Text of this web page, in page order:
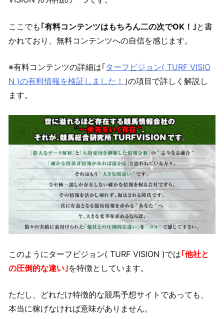
ここでも ｢有料コンテンツはもちろん二の次でOK！｣と書
かれており、無料コンテンツへの自信を感じます。
※有料コンテンツの詳細は｢ターフビジョン( TURF VISIO
N )の有料情報を検証しました！ ｣の項目で詳しく解説し
ます。
このようにターフビジョン( TURF VISION )では｢他社と
の圧倒的な違い｣を特徴としています。
ただし、どれだけ特徴的な競馬予想サイトであっても、
本当に稼げなければ意味がありません。